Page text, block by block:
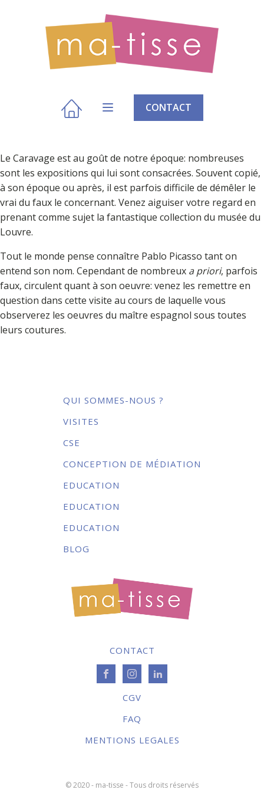
CONTACT
Le Caravage est au goût de notre époque: nombreuses
sont les expositions qui lui sont consacrées. Souvent copié,
à son époque ou après, il est parfois difficile de démêler le
vrai du faux le concernant. Venez aiguiser votre regard en
prenant comme sujet la fantastique collection du musée du
Louvre.
Tout le monde pense connaître Pablo Picasso tant on
entend son nom. Cependant de nombreux a priori, parfois
faux, circulent quant à son oeuvre: venez les remettre en
question dans cette visite au cours de laquelle vous
observerez les oeuvres du maître espagnol sous toutes
leurs coutures.
QUI SOMMES-NOUS ?
VISITES
CSE
CONCEPTION DE MÉDIATION
EDUCATION
EDUCATION
EDUCATION
BLOG
CONTACT
CGV
FAQ
MENTIONS LEGALES
© 2020 - ma-tisse - Tous droits réservés